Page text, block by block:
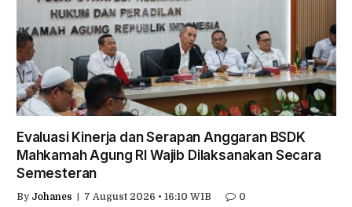
Evaluasi Kinerja dan Serapan Anggaran BSDK
Mahkamah Agung RI Wajib Dilaksanakan Secara
Semesteran
By Johanes 7 August 2026 • 16:10 WIB 0